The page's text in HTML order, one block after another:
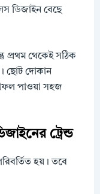
ডিজাইন বেছে
প্রথম থেকেই সঠিক
ছোট দোকান
পাওয়া সহজ
ট্রেন্ড
হয়। তবে